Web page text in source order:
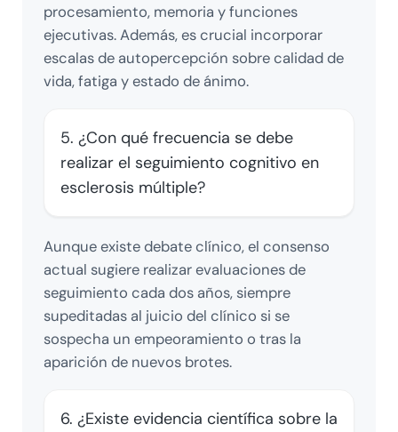
procesamiento, memoria y funciones
ejecutivas. Además, es crucial incorporar
escalas de autopercepción sobre calidad de
vida, fatiga y estado de ánimo.
5. ¿Con qué frecuencia se debe
realizar el seguimiento cognitivo en
esclerosis múltiple?
Aunque existe debate clínico, el consenso
actual sugiere realizar evaluaciones de
seguimiento cada dos años, siempre
supeditadas al juicio del clínico si se
sospecha un empeoramiento o tras la
aparición de nuevos brotes.
6. ¿Existe evidencia científica sobre la